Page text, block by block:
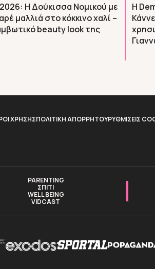
Η Δούκισσα Νομικού με
μαλλιά στο κόκκινο χαλί –
beauty look της
Η
ΧΡΗΣΗΣΠΟΛΙΤΙΚΗ ΑΠΟΡΡΗΤΟΥΡΥΘΜΙΣΕΙΣ
PARENTING
ΣΠΙΤΙ
WELL BEING
VIDCAST